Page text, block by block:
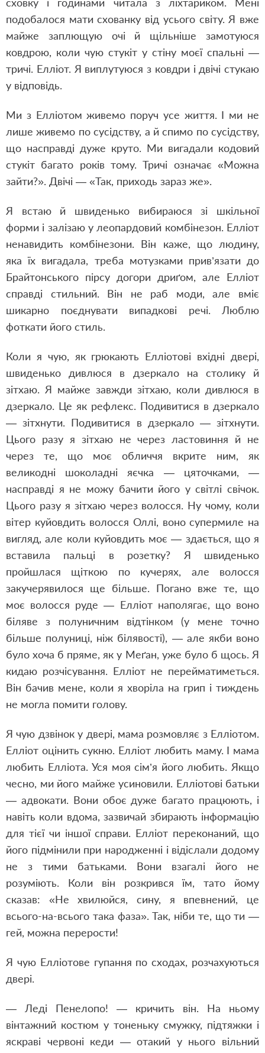
подобалося мати схованку від усього світу. Я вже
майже заплющую очі й щільніше замотуюся
ковдрою, коли чую стукіт у стіну моєї спальні —
тричі. Елліот. Я виплутуюся з ковдри і двічі стукаю
у відповідь.
Ми з Елліотом живемо поруч усе життя. І ми не
лише живемо по сусідству, а й спимо по сусідству,
що насправді дуже круто. Ми вигадали кодовий
стукіт багато років тому. Тричі означає «Можна
зайти?». Двічі — «Так, приходь зараз же».
Я встаю й швиденько вибираюся зі шкільної
форми і залізаю у леопардовий комбінезон. Елліот
ненавидить комбінезони. Він каже, що людину,
яка їх вигадала, треба мотузками прив’язати до
Брайтонського пірсу догори дриґом, але Елліот
справді стильний. Він не раб моди, але вміє
шикарно поєднувати випадкові речі. Люблю
фоткати його стиль.
Коли я чую, як грюкають Елліотові вхідні двері,
швиденько дивлюся в дзеркало на столику й
зітхаю. Я майже завжди зітхаю, коли дивлюся в
дзеркало. Це як рефлекс. Подивитися в дзеркало
— зітхнути. Подивитися в дзеркало — зітхнути.
Цього разу я зітхаю не через ластовиння й не
через те, що моє обличчя вкрите ним, як
великодні шоколадні яєчка — цяточками, —
насправді я не можу бачити його у світлі свічок.
Цього разу я зітхаю через волосся. Ну чому, коли
вітер куйовдить волосся Оллі, воно супермиле на
вигляд, але коли куйовдить моє — здається, що я
вставила пальці в розетку? Я швиденько
пройшлася щіткою по кучерях, але волосся
закучерявилося ще більше. Погано вже те, що
моє волосся руде — Елліот наполягає, що воно
біляве з полуничним відтінком (у мене точно
більше полуниці, ніж білявості), — але якби воно
було хоча б пряме, як у Меґан, уже було б щось. Я
кидаю розчісування. Елліот не перейматиметься.
Він бачив мене, коли я хворіла на грип і тиждень
не могла помити голову.
Я чую дзвінок у двері, мама розмовляє з Елліотом.
Елліот оцінить сукню. Елліот любить маму. І мама
любить Елліота. Уся моя сім’я його любить. Якщо
чесно, ми його майже усиновили. Елліотові батьки
— адвокати. Вони обоє дуже багато працюють, і
навіть коли вдома, зазвичай збирають інформацію
для тієї чи іншої справи. Елліот переконаний, що
його підмінили при народженні і відіслали додому
не з тими батьками. Вони взагалі його не
розуміють. Коли він розкрився їм, тато йому
сказав: «Не хвилюйся, сину, я впевнений, це
всього-на-всього така фаза». Так, ніби те, що ти —
гей, можна перерости!
Я чую Елліотове гупання по сходах, розчахуються
двері.
— Леді Пенелопо! — кричить він. На ньому
вінтажний костюм у тоненьку смужку, підтяжки і
яскраві червоні кеди — отакий у нього вільний